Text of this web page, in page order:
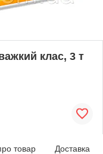
клас, 3 т
товар Доставка